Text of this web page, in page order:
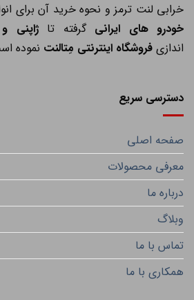
خرابی لنت ترمز و نحوه خرید آن برای
خودرو های ایرانیگرفته تاژاپنی و
اندازیفروشگاه اینترنتی مِتالنتنموده است
دسترسی سریع
صفحه اصلی
معرفی محصولات
درباره ما
وبلاگ
تماس با ما
همکاری با ما